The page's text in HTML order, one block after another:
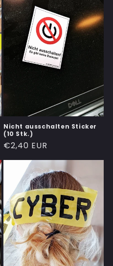
Nicht ausschalten Sticker
(10 Stk.)
Normaler
Preis
€2,40 EUR